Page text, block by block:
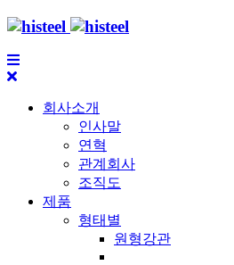
회사소개
인사말
연혁
관계회사
조직도
제품
형태별
원형강관